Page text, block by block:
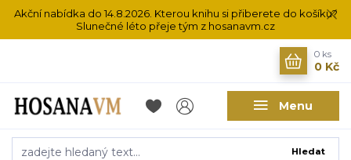
Akční nabídka do 14.8.2026. Kterou knihu si přiberete do košíku?
Slunečné léto přeje tým z hosanavm.cz
Menu
Hledat
0 ks
0 Kč